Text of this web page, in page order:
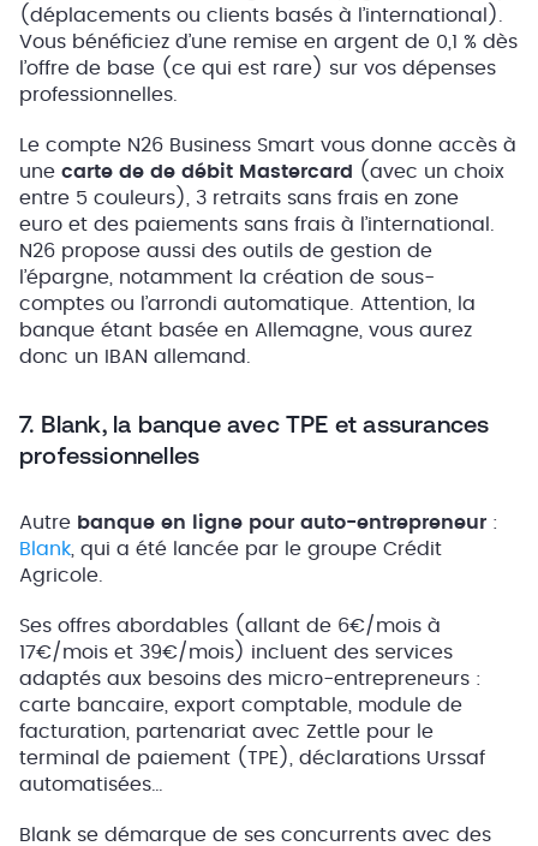
(déplacements ou clients basés à l’international).
Vous bénéficiez d’une remise en argent de 0,1 % dès
l’offre de base (ce qui est rare) sur vos dépenses
professionnelles.
Le compte N26 Business Smart vous donne accès à
une carte de de débit Mastercard
(avec un choix
entre 5 couleurs), 3 retraits sans frais en zone
euro et des paiements sans frais à l’international.
N26 propose aussi des outils de gestion de
l’épargne, notamment la création de sous-
comptes ou l’arrondi automatique. Attention, la
banque étant basée en Allemagne, vous aurez
donc un IBAN allemand.
7. Blank, la banque avec TPE et assurances
professionnelles
Autre banque en ligne pour auto-entrepreneur :
Blank , qui a été lancée par le groupe Crédit
Agricole.
Ses offres abordables (allant de 6€/mois à
17€/mois et 39€/mois) incluent des services
adaptés aux besoins des micro-entrepreneurs :
carte bancaire, export comptable, module de
facturation, partenariat avec Zettle pour le
terminal de paiement (TPE), déclarations Urssaf
automatisées…
Blank se démarque de ses concurrents avec des